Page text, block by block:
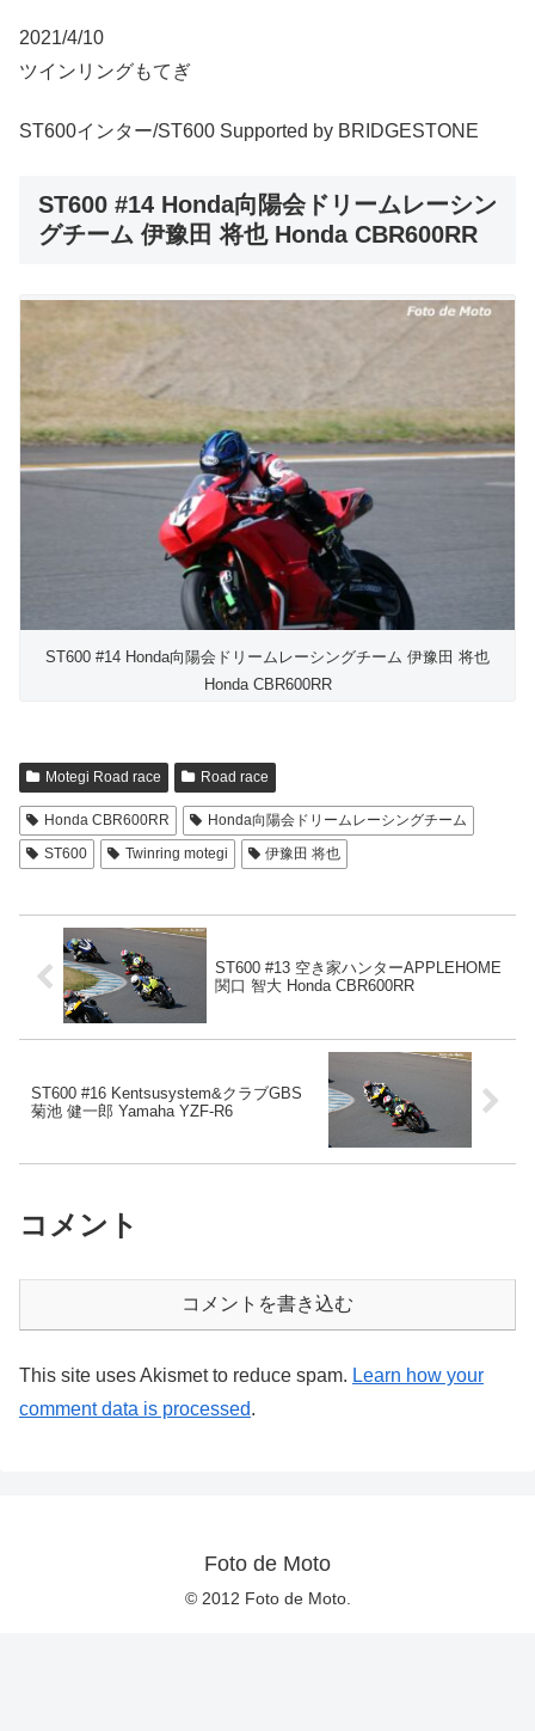
2021/4/10
ツインリングもてぎ
ST600インター/ST600 Supported by BRIDGESTONE
ST600 #14 Honda向陽会ドリームレーシン
グチーム 伊豫田 将也 Honda CBR600RR
ST600 #14 Honda向陽会ドリームレーシングチーム 伊豫田 将也
Honda CBR600RR
Motegi Road race Road race
Honda CBR600RR
Honda向陽会ドリームレーシングチーム
ST600
Twinring motegi 伊豫田 将也
ST600 #13 空き家ハンターAPPLEHOME
関口 智大 Honda CBR600RR
ST600 #16 Kentsusystem&クラブGBS
菊池 健一郎 Yamaha YZF-R6
コメント
コメントを書き込む
This site uses Akismet to reduce spam. Learn how your
comment data is processed.
Foto de Moto
© 2012 Foto de Moto.